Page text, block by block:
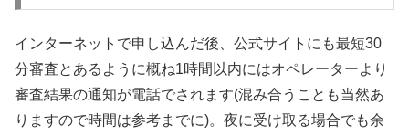
インターネットで申し込んだ後、公式サイトにも最短30
分審査とあるように概ね1時間以内にはオペレーターより
審査結果の通知が電話でされます(混み合うことも当然あ
りますので時間は参考までに)。夜に受け取る場合でも余